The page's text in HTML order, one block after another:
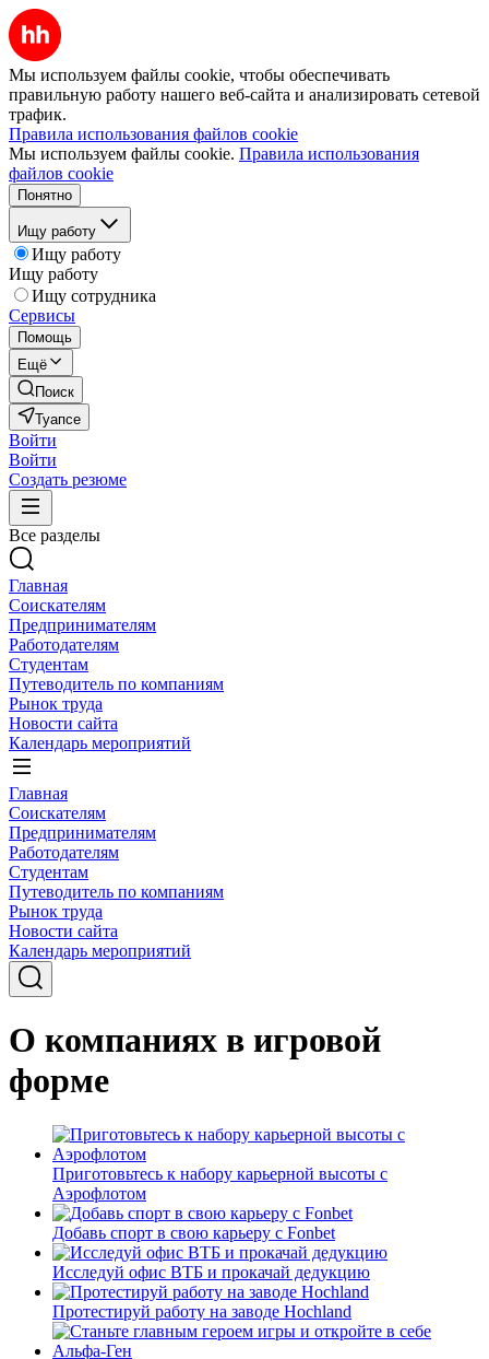
Мы используем файлы cookie, чтобы обеспечивать
правильную работу нашего веб-сайта и анализировать сетевой
трафик.
Правила использования файлов cookie
Мы используем файлы cookie. Правила использования
файлов cookie
Понятно
Ищу работу
Ищу работу
Ищу работу
Ищу сотрудника
Сервисы
Помощь
Ещё
Поиск
Туапсе
Войти
Войти
Создать резюме
Все разделы
Главная
Соискателям
Предпринимателям
Работодателям
Студентам
Путеводитель по компаниям
Рынок труда
Новости сайта
Календарь мероприятий
Главная
Соискателям
Предпринимателям
Работодателям
Студентам
Путеводитель по компаниям
Рынок труда
Новости сайта
Календарь мероприятий
О компаниях в игровой
форме
Приготовьтесь к набору карьерной высоты с
Аэрофлотом
Добавь спорт в свою карьеру с Fonbet
Исследуй офис ВТБ и прокачай дедукцию
Протестируй работу на заводе Hochland